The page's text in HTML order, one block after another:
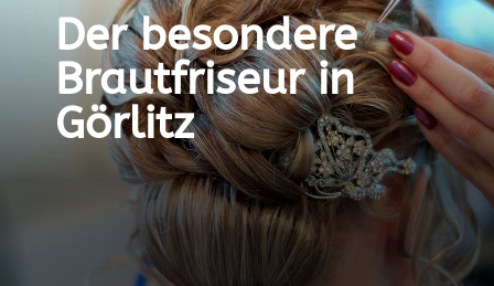
Der besondere
Brautfriseur in
Görlitz